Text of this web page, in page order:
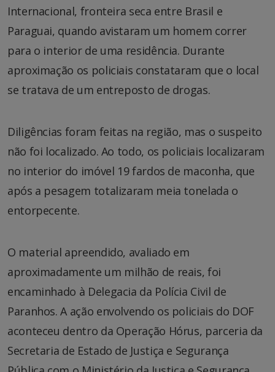
Internacional, fronteira seca entre Brasil e
Paraguai, quando avistaram um homem correr
para o interior de uma residência. Durante
aproximação os policiais constataram que o local
se tratava de um entreposto de drogas.
Diligências foram feitas na região, mas o suspeito
não foi localizado. Ao todo, os policiais localizaram
no interior do imóvel 19 fardos de maconha, que
após a pesagem totalizaram meia tonelada o
entorpecente.
O material apreendido, avaliado em
aproximadamente um milhão de reais, foi
encaminhado à Delegacia da Polícia Civil de
Paranhos. A ação envolvendo os policiais do DOF
aconteceu dentro da Operação Hórus, parceria da
Secretaria de Estado de Justiça e Segurança